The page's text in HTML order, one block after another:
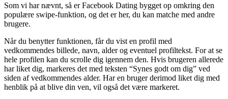
Som vi har nævnt, så er Facebook Dating bygget op omkring den
populære swipe-funktion, og det er her, du kan matche med andre
brugere.
Når du benytter funktionen, får du vist en profil med
vedkommendes billede, navn, alder og eventuel profiltekst. For at se
hele profilen kan du scrolle dig igennem den. Hvis brugeren allerede
har liket dig, markeres det med teksten “Synes godt om dig” ved
siden af vedkommendes alder. Har en bruger derimod liket dig med
henblik på at blive din ven, vil også det være markeret.